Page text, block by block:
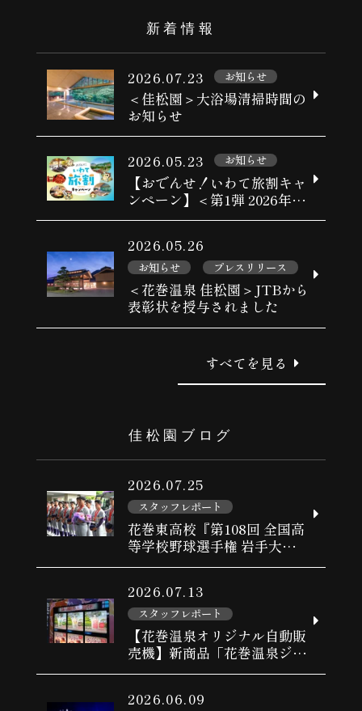
新着情報
2026.07.23 お知らせ
＜佳松園＞大浴場清掃時間の
お知らせ
2026.05.23 お知らせ
【おでんせ！いわて旅割キャ
ンペーン】＜第1弾 2026年6
月1日予約開始＞
2026.05.26
お知らせ プレスリリース
＜花巻温泉 佳松園＞JTBから
表彰状を授与されました
すべてを見る
佳松園ブログ
2026.07.25
スタッフレポート
花巻東高校『第108回 全国高
等学校野球選手権 岩手大会』
優勝おめでとうございます！
2026.07.13
スタッフレポート
【花巻温泉オリジナル自動販
売機】新商品「花巻温泉ジェ
ラート」販売開始♪
2026.06.09